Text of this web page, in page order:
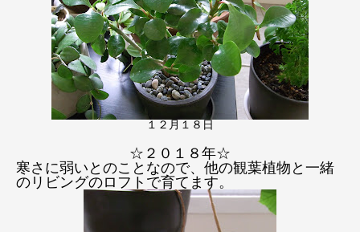
１２月１８日
☆２０１８年☆
寒さに弱いとのことなので、他の観葉植物と一緒
のリビングのロフトで育てます。